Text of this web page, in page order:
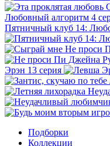
Любовный алгоритм 4
Пятничный клуб 14:
Не проси
Эрэн 13 серия
Подборки
Коллекции